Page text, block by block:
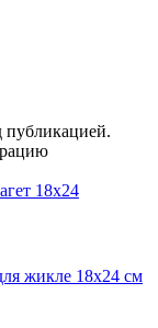
публикацией.
18х24
жикле 18х24 см